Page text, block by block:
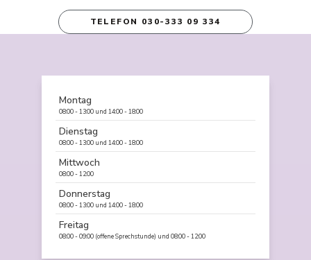
TELEFON 030-333 09 334
Montag
08:00 - 13:00 und 14:00 - 18:00
Dienstag
08:00 - 13:00 und 14:00 - 18:00
Mittwoch
08:00 - 12:00
Donnerstag
08:00 - 13:00 und 14:00 - 18:00
Freitag
08:00 - 09:00 (offene Sprechstunde) und 08:00 - 12:00